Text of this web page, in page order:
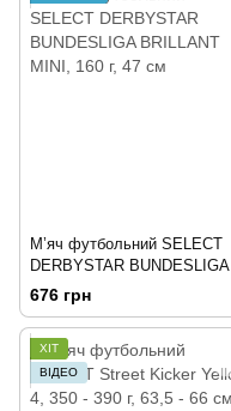
М’яч футбольний SELECT
DERBYSTAR BUNDESLIGA
BRILLANT MINI
676 грн
ХІТ
ВІДЕО